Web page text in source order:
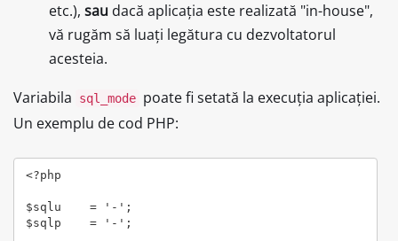
etc.), sau dacă aplicația este realizată "in-house",
vă rugăm să luați legătura cu dezvoltatorul
acesteia.
Variabila
sql_mode poate fi setată la execuția aplicației.
Un exemplu de cod PHP:
<?php
$sqlu    = '-';
$sqlp    = '-';